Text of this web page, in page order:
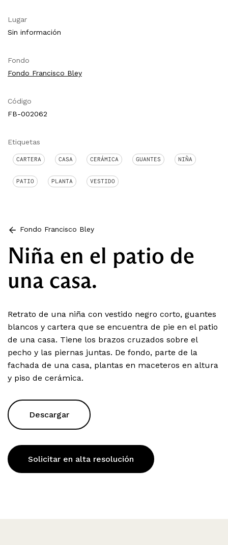
Lugar
Sin información
Fondo
Fondo Francisco Bley
Código
FB-002062
Etiquetas
CARTERA CASA CERÁMICA GUANTES NIÑA
PATIO PLANTA VESTIDO
Fondo Francisco Bley
Niña en el patio de
una casa.
Retrato de una niña con vestido negro corto, guantes
blancos y cartera que se encuentra de pie en el patio
de una casa. Tiene los brazos cruzados sobre el
pecho y las piernas juntas. De fondo, parte de la
fachada de una casa, plantas en maceteros en altura
y piso de cerámica.
Descargar
Solicitar en alta resolución